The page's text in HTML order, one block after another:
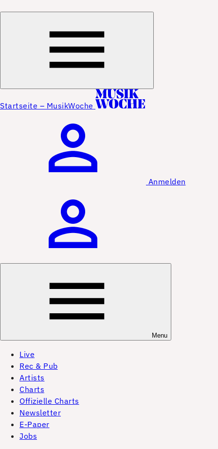
Startseite – MusikWoche
Anmelden
Menu
Live
Rec & Pub
Artists
Charts
Offizielle Charts
Newsletter
E-Paper
Jobs